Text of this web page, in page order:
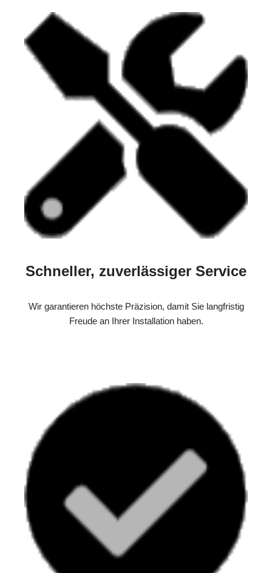
Schneller, zuverlässiger Service
Wir garantieren höchste Präzision, damit Sie langfristig
Freude an Ihrer Installation haben.